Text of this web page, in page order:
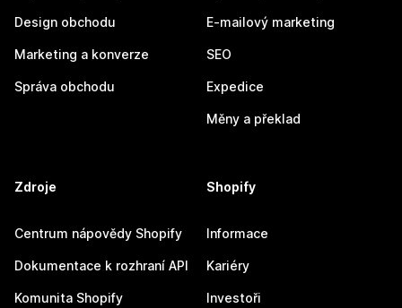
Design obchodu
Marketing a konverze
Správa obchodu
E-mailový marketing
SEO
Expedice
Měny a překlad
Zdroje
Centrum nápovědy Shopify
Dokumentace k rozhraní API
Komunita Shopify
Shopify
Informace
Kariéry
Investoři